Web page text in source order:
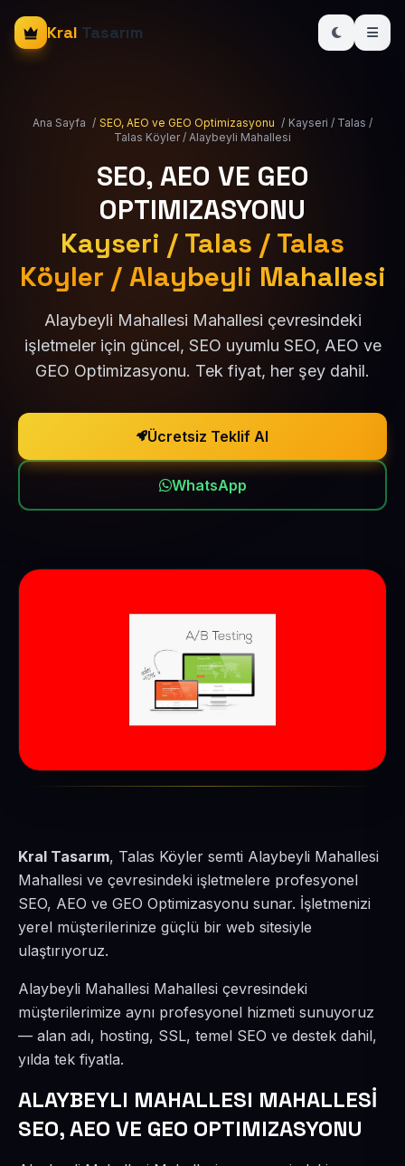
Kral Tasarım
Ana Sayfa / SEO, AEO ve GEO Optimizasyonu / Kayseri / Talas /
Talas Köyler / Alaybeyli Mahallesi
SEO, AEO VE GEO
OPTIMIZASYONU
Kayseri / Talas / Talas
Köyler / Alaybeyli Mahallesi
Alaybeyli Mahallesi Mahallesi çevresindeki
işletmeler için güncel, SEO uyumlu SEO, AEO ve
GEO Optimizasyonu. Tek fiyat, her şey dahil.
Ücretsiz Teklif Al
WhatsApp
Kral Tasarım, Talas Köyler semti Alaybeyli Mahallesi
Mahallesi ve çevresindeki işletmelere profesyonel
SEO, AEO ve GEO Optimizasyonu sunar. İşletmenizi
yerel müşterilerinize güçlü bir web sitesiyle
ulaştırıyoruz.
Alaybeyli Mahallesi Mahallesi çevresindeki
müşterilerimize aynı profesyonel hizmeti sunuyoruz
— alan adı, hosting, SSL, temel SEO ve destek dahil,
yılda tek fiyatla.
ALAYBEYLI MAHALLESI MAHALLESİ
SEO, AEO VE GEO OPTIMIZASYONU